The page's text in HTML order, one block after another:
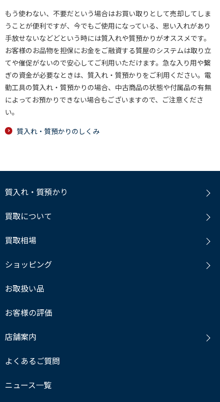
もう使わない、不要だという場合はお買い取りとして売却してしま
うことが便利ですが、今でもご使用になっている、思い入れがあり
手放せないなどどという時には質入れや質預かりがオススメです。
お客様のお品物を担保にお金をご融資する質屋のシステムは取り立
てや催促がないので安心してご利用いただけます。急な入り用や繋
ぎの資金が必要なときは、質入れ・質預かりをご利用ください。電
動工具の質入れ・質預かりの場合、中古商品の状態や付属品の有無
によってお預かりできない場合もございますので、ご注意くださ
い。
質入れ・質預かりのしくみ
質入れ・質預かり
買取について
買取相場
ショッピング
お取扱い品
お客様の評価
店舗案内
よくあるご質問
ニュース一覧